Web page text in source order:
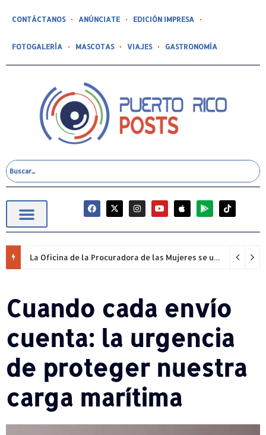
CONTÁCTANOS ANÚNCIATE EDICIÓN IMPRESA
FOTOGALERÍA MASCOTAS VIAJES GASTRONOMÍA
La Oficina de la Procuradora de las Mujeres se unió nuevamente a la iniciativa “Quiero Mi Escuela” y adoptó tres planteles escolares
Cuando cada envío
cuenta: la urgencia
de proteger nuestra
carga marítima